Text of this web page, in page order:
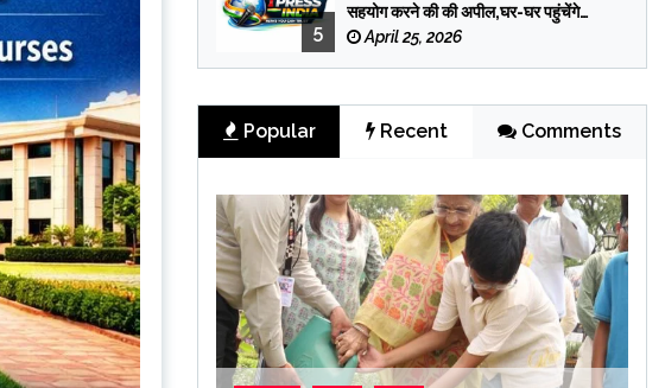
5
सहयोग करने की की अपील,घर-घर पहुंचेंगे
प्रगणक
April 25, 2026
Popular Recent Comments